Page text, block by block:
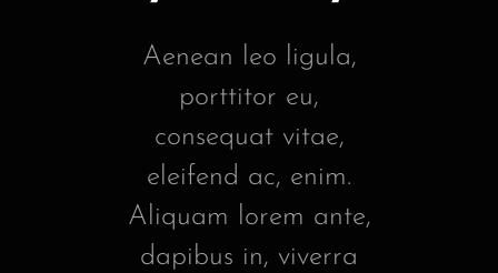
Aenean leo ligula,
porttitor eu,
consequat vitae,
eleifend ac, enim.
Aliquam lorem ante,
dapibus in, viverra